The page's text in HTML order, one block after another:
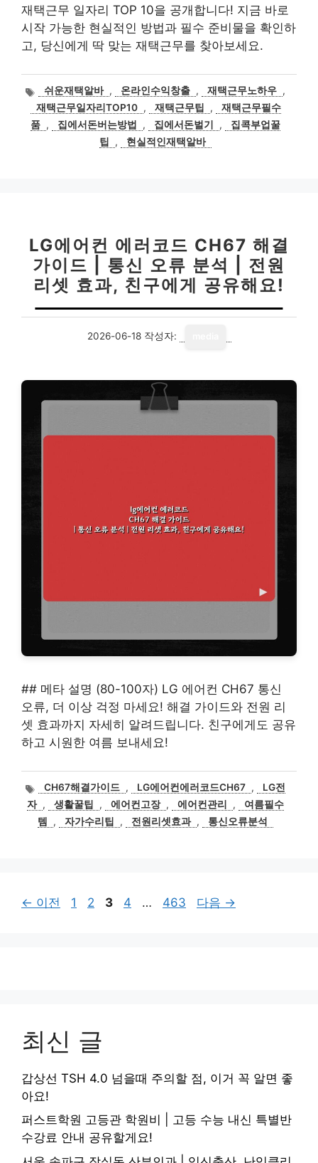
재택근무 일자리 TOP 10을 공개합니다! 지금 바로
시작 가능한 현실적인 방법과 필수 준비물을 확인하
고, 당신에게 딱 맞는 재택근무를 찾아보세요.
태
그
쉬운재택알바 , 온라인수익창출 , 재택근무노하우 ,
재택근무일자리TOP10 , 재택근무팁 ,
재택근무필수
품 , 집에서돈버는방법 , 집에서돈벌기 ,
집콕부업꿀
팁
, 현실적인재택알바
LG에어컨 에러코드 CH67 해결
가이드 | 통신 오류 분석 | 전원
리셋 효과, 친구에게 공유해요!
2026-06-18 작성자:
## 메타 설명 (80-100자) LG 에어컨 CH67 통신
오류, 더 이상 걱정 마세요! 해결 가이드와 전원 리
셋 효과까지 자세히 알려드립니다. 친구에게도 공유
하고 시원한 여름 보내세요!
태CH67해결가이드 , LG에어컨에러코드CH67 ,
LG전
자 , 생활꿀팁 , 에어컨고장 , 에어컨관리 ,
여름필수
템
, 자가수리팁 , 전원리셋효과 , 통신오류분석
← 이전
페
1
페
2
페
3
페
4 …
페
463 다음 →
최신 글
갑상선 TSH 4.0 넘을때 주의할 점, 이거 꼭 알면 좋
아요!
퍼스트학원 고등관 학원비 | 고등 수능 내신 특별반
수강료 안내 공유할게요!